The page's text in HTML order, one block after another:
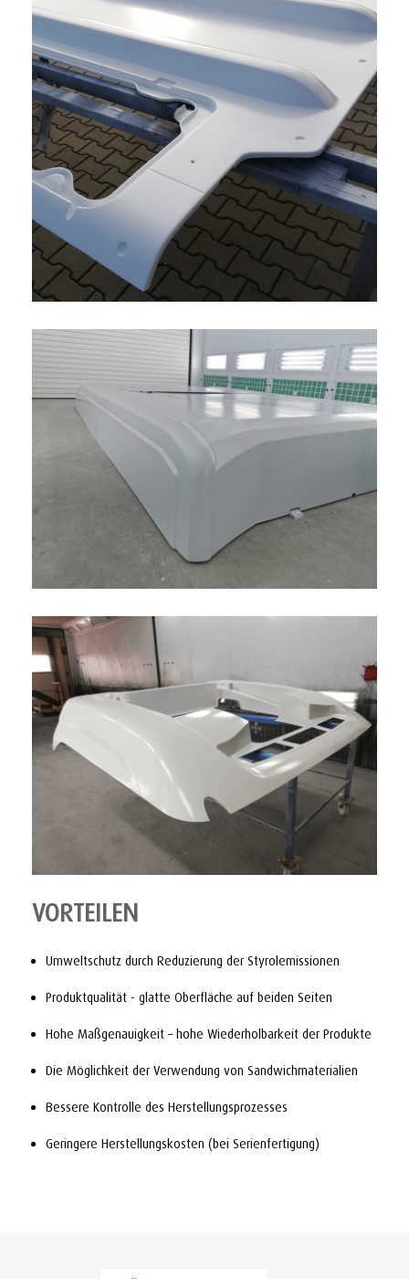
VORTEILEN
Umweltschutz durch Reduzierung der Styrolemissionen
Produktqualität - glatte Oberfläche auf beiden Seiten
Hohe Maßgenauigkeit – hohe Wiederholbarkeit der Produkte
Die Möglichkeit der Verwendung von Sandwichmaterialien
Bessere Kontrolle des Herstellungsprozesses
Geringere Herstellungskosten (bei Serienfertigung)